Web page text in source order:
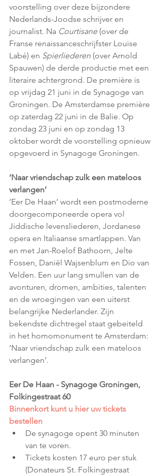
voorstelling over deze bijzondere
Nederlands-Joodse schrijver en
journalist. Na Courtisane (over de
Franse renaissanceschrijfster Louise
Labé) en Spierliederen (over Arnold
Spauwen) de derde productie met een
literaire achtergrond. De première is
op vrijdag 21 juni in de Synagoge van
Groningen. De Amsterdamse première
op zaterdag 22 juni in de Balie. Op
zondag 23 juni en op zondag 13
oktober wordt de voorstelling opnieuw
opgevoerd in Synagoge Groningen.
‘Naar vriendschap zulk een mateloos
verlangen’
‘Eer De Haan’ wordt een postmoderne
doorgecomponeerde opera vol
Jiddische levensliederen, Jordanese
opera en Italiaanse smartlappen. Van
en met Jan-Roelof Bathoorn, Jelte
Fossen, Daniël Wajsenblum en Dio van
Velden. Een uur lang smullen van de
avonturen, dromen, ambities, talenten
en de wroegingen van een uiterst
belangrijke Nederlander. Zijn
bekendste dichtregel staat gebeiteld
in het homomonument te Amsterdam:
‘Naar vriendschap zulk een mateloos
verlangen’.
Eer De Haan - Synagoge Groningen,
Folkingestraat 60
Binnenkort kunt u hier uw tickets
bestellen
De synagoge opent 30 minuten
van te voren.
Tickets kosten 17 euro per stuk
(Donateurs St. Folkingestraat